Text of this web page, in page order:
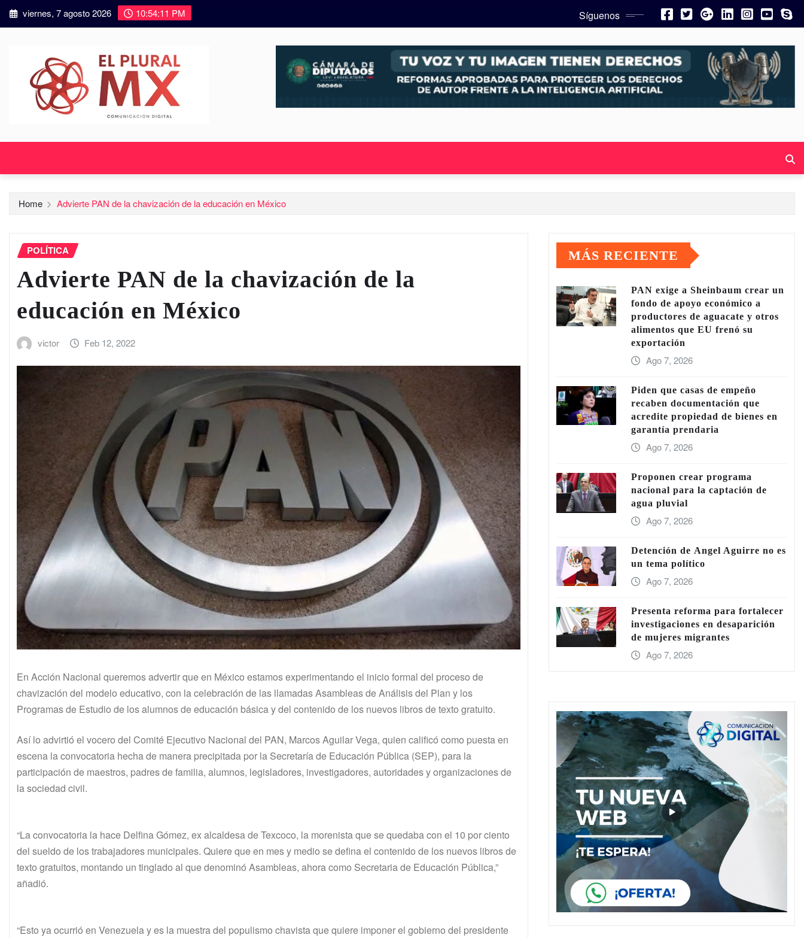
viernes, 7 agosto 2026 10:54:13 PM Síguenos
Home Advierte PAN de la chavización de la educación en México
POLÍTICA
Advierte PAN de la chavización de la
educación en México
victor Feb 12, 2022
En Acción Nacional queremos advertir que en México estamos experimentando el inicio formal del proceso de
chavización del modelo educativo, con la celebración de las llamadas Asambleas de Análisis del Plan y los
Programas de Estudio de los alumnos de educación básica y del contenido de los nuevos libros de texto gratuito.
Así lo advirtió el vocero del Comité Ejecutivo Nacional del PAN, Marcos Aguilar Vega, quien calificó como puesta en
escena la convocatoria hecha de manera precipitada por la Secretaría de Educación Pública (SEP), para la
participación de maestros, padres de familia, alumnos, legisladores, investigadores, autoridades y organizaciones de
la sociedad civil.
“La convocatoria la hace Delfina Gómez, ex alcaldesa de Texcoco, la morenista que se quedaba con el 10 por ciento
del sueldo de los trabajadores municipales. Quiere que en mes y medio se defina el contenido de los nuevos libros de
texto gratuitos, montando un tinglado al que denominó Asambleas, ahora como Secretaria de Educación Pública,”
añadió.
“Esto ya ocurrió en Venezuela y es la muestra del populismo chavista que quiere imponer el gobierno del presidente
MÁS RECIENTE
PAN exige a Sheinbaum crear un
fondo de apoyo económico a
productores de aguacate y otros
alimentos que EU frenó su
exportación
Ago 7, 2026
Piden que casas de empeño
recaben documentación que
acredite propiedad de bienes en
garantía prendaria
Ago 7, 2026
Proponen crear programa
nacional para la captación de
agua pluvial
Ago 7, 2026
Detención de Ángel Aguirre no es
un tema político
Ago 7, 2026
Presenta reforma para fortalecer
investigaciones en desaparición
de mujeres migrantes
Ago 7, 2026